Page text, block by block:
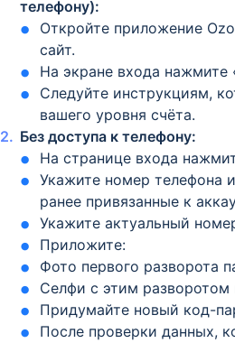
телефону):
Откройте приложение
сайт.
На экране входа
Следуйте инструкциям,
вашего уровня счёта.
Без доступа к телефону:
На странице входа
Укажите номер телефона
ранее привязанные к
Укажите актуальный
Приложите:
Фото первого разворота
Селфи с этим разворотом
Придумайте новый код-
После проверки данных,